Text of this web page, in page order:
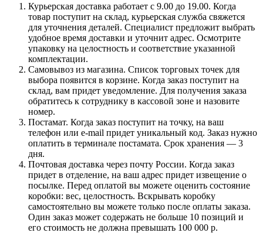
Курьерская доставка работает с 9.00 до 19.00. Когда
товар поступит на склад, курьерская служба свяжется
для уточнения деталей. Специалист предложит выбрать
удобное время доставки и уточнит адрес. Осмотрите
упаковку на целостность и соответствие указанной
комплектации.
Самовывоз из магазина. Список торговых точек для
выбора появится в корзине. Когда заказ поступит на
склад, вам придет уведомление. Для получения заказа
обратитесь к сотруднику в кассовой зоне и назовите
номер.
Постамат. Когда заказ поступит на точку, на ваш
телефон или e-mail придет уникальный код. Заказ нужно
оплатить в терминале постамата. Срок хранения — 3
дня.
Почтовая доставка через почту России. Когда заказ
придет в отделение, на ваш адрес придет извещение о
посылке. Перед оплатой вы можете оценить состояние
коробки: вес, целостность. Вскрывать коробку
самостоятельно вы можете только после оплаты заказа.
Один заказ может содержать не больше 10 позиций и
его стоимость не должна превышать 100 000 р.